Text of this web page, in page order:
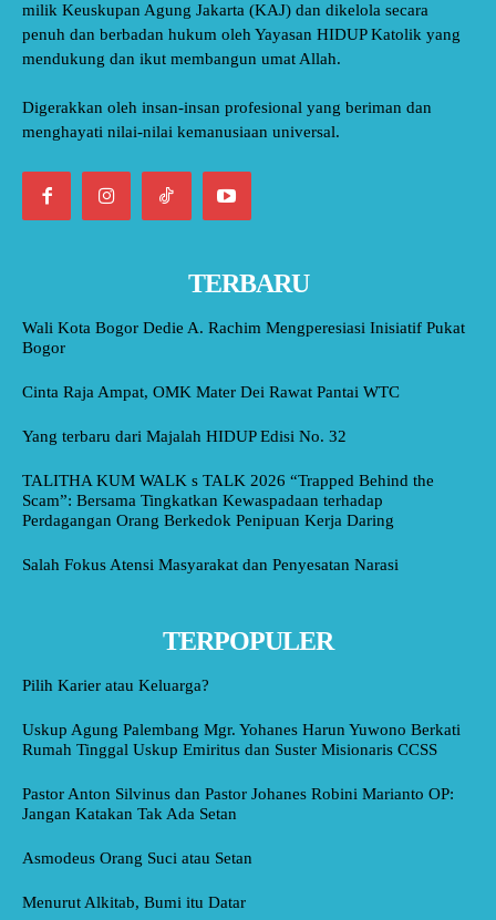
milik Keuskupan Agung Jakarta (KAJ) dan dikelola secara
penuh dan berbadan hukum oleh Yayasan HIDUP Katolik yang
mendukung dan ikut membangun umat Allah.
Digerakkan oleh insan-insan profesional yang beriman dan
menghayati nilai-nilai kemanusiaan universal.
TERBARU
Wali Kota Bogor Dedie A. Rachim Mengperesiasi Inisiatif Pukat
Bogor
Cinta Raja Ampat, OMK Mater Dei Rawat Pantai WTC
Yang terbaru dari Majalah HIDUP Edisi No. 32
TALITHA KUM WALK s TALK 2026 “Trapped Behind the
Scam”: Bersama Tingkatkan Kewaspadaan terhadap
Perdagangan Orang Berkedok Penipuan Kerja Daring
Salah Fokus Atensi Masyarakat dan Penyesatan Narasi
TERPOPULER
Pilih Karier atau Keluarga?
Uskup Agung Palembang Mgr. Yohanes Harun Yuwono Berkati
Rumah Tinggal Uskup Emiritus dan Suster Misionaris CCSS
Pastor Anton Silvinus dan Pastor Johanes Robini Marianto OP:
Jangan Katakan Tak Ada Setan
Asmodeus Orang Suci atau Setan
Menurut Alkitab, Bumi itu Datar